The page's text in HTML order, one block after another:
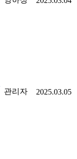
관리자 2025.03.05